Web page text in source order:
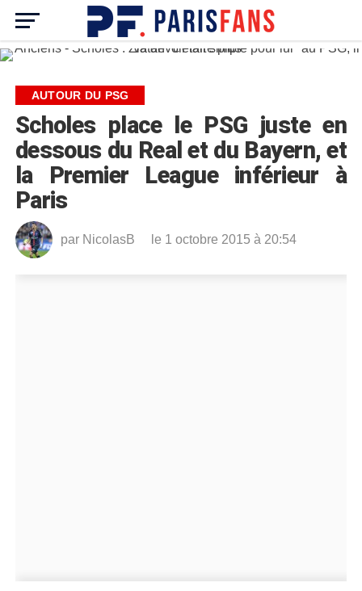
AUTOUR DU PSG
Scholes place le PSG juste en
dessous du Real et du Bayern, et
la Premier League inférieur à
Paris
par NicolasB le 1 octobre 2015 à 20:54